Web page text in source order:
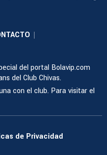
|
del portal Bolavip.com
del Club Chivas.
con el club. Para visitar el
de Privacidad